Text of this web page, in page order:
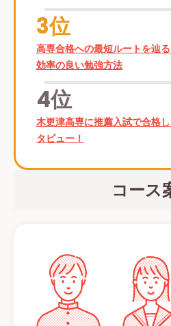
3位
高専合格への最短ルートを辿
効率の良い勉強方法
4位
木更津高専に推薦入試で合格
タビュー！
コース